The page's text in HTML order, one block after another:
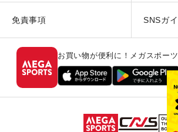
免責事項 SNSガ
お買い物が便利に！メガスポー